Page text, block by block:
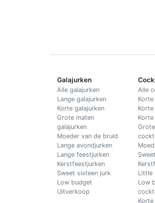
Galajurken
Alle galajurken
Lange galajurken
Korte galajurken
Grote maten
galajurken
Moeder van de bruid
Lange avondjurken
Lange feestjurken
Kerstfeestjurken
Sweet sixteen jurk
Low budget
Uitverkoop
Alle
Little
Low